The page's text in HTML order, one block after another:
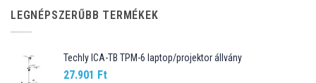
89.990 Ft.76.499 Ft.
LEGNÉPSZERŰBB TERMÉKEK
Techly ICA-TB TPM-6 laptop/projektor állvány
27.901 Ft